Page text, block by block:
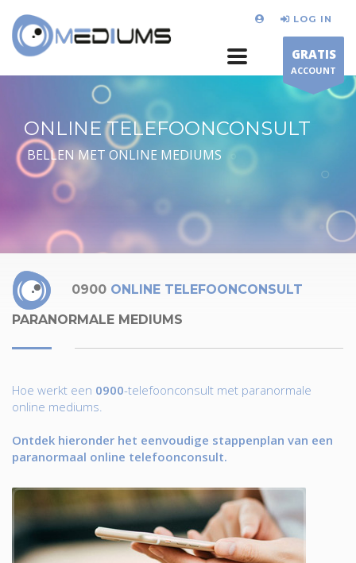
LOG IN
GRATIS
ACCOUNT
ONLINE TELEFOONCONSULT
BELLEN MET ONLINE MEDIUMS
0900 ONLINE TELEFOONCONSULT
PARANORMALE MEDIUMS
Hoe werkt een 0900-telefoonconsult met paranormale
online mediums.
Ontdek hieronder het eenvoudige stappenplan van een
paranormaal online telefoonconsult.